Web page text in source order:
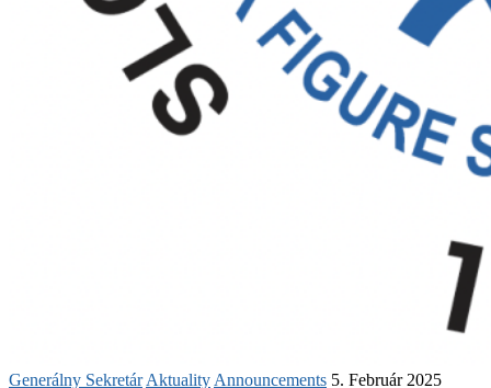
Generálny Sekretár Aktuality Announcements 5. Február 2025